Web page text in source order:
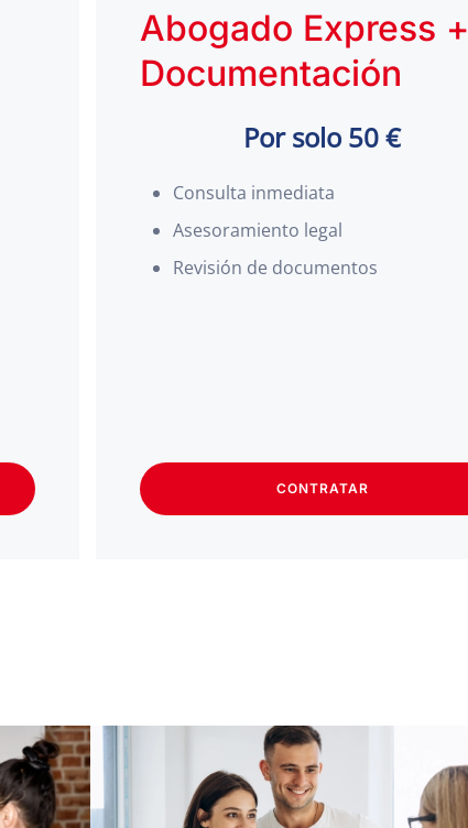
Abogado Express +
Documentación
Por solo 50 €
Consulta inmediata
Asesoramiento legal
Revisión de documentos
CONTRATAR